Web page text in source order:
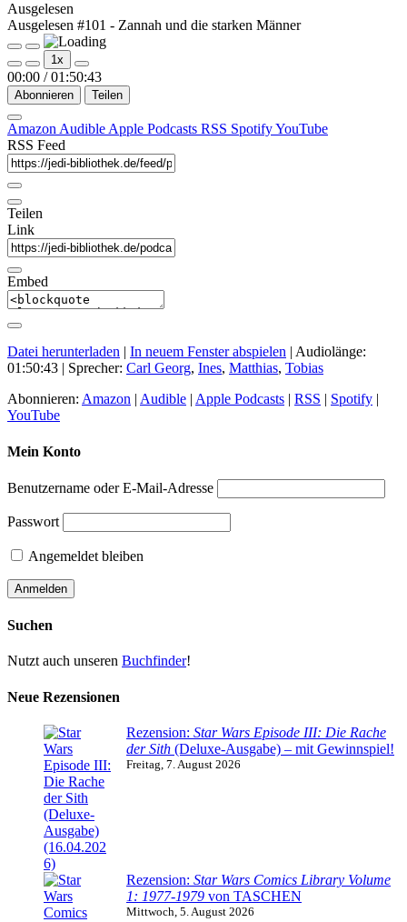
Ausgelesen
Ausgelesen #101 - Zannah und die starken Männer
Play
Episode
Pause
Episode
1x
00:00 / 01:50:43
Abonnieren Teilen
Amazon Audible Apple Podcasts RSS SpotifyYouTube
RSS Feed
Teilen
Link
Embed
Datei herunterladen | In neuem Fenster abspielen | Audiolänge:
01:50:43 | Sprecher: Carl Georg, Ines, Matthias, Tobias
Abonnieren: Amazon | Audible | Apple Podcasts | RSS | Spotify |
YouTube
Mein Konto
Benutzername oder E-Mail-Adresse
Passwort
Angemeldet bleiben
Suchen
Nutzt auch unseren Buchfinder!
Neue Rezensionen
Rezension: Star Wars Episode III: Die Rache
der Sith (Deluxe-Ausgabe) – mit Gewinnspiel!
Freitag, 7. August 2026
Rezension: Star Wars Comics Library Volume
1: 1977-1979 von TASCHEN
Mittwoch, 5. August 2026